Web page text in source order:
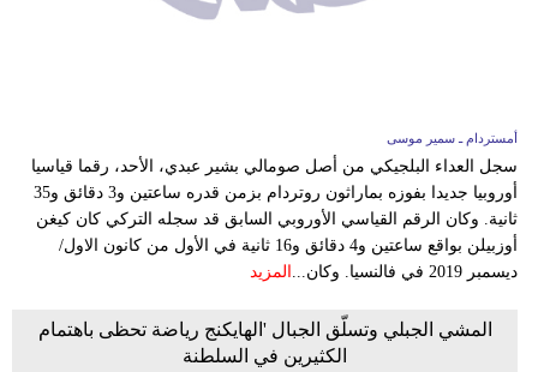
تعليم
وتكنولوجيا
أمستردام ـ سمير موسى
سجل العداء البلجيكي من أصل صومالي بشير عبدي، الأحد، رقما قياسيا
أوروبيا جديدا بفوزه بماراثون روتردام بزمن قدره ساعتين و3 دقائق و35
ثانية. وكان الرقم القياسي الأوروبي السابق قد سجله التركي كان كيغن
أوزبيلن بواقع ساعتين و4 دقائق و16 ثانية في الأول من كانون الاول/
ديسمبر 2019 في فالنسيا. وكان...
المزيد
المشي الجبلي وتسلّق الجبال 'الهايكنج رياضة تحظى باهتمام
الكثيرين في السلطنة